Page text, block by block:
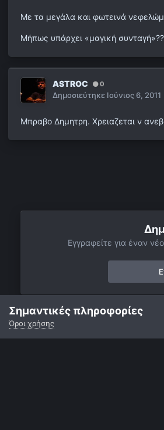
Με τα μεγάλα και φωτεινά
Μήπως υπάρχει «μαγική συνταγή»??
ASTROC 0
Δημοσιεύτηκε Ιούνιος 6, 2011
Μπραβο Δημητρη. Χρειαζεται ν
Εγγραφείτε για έναν
Αρχή
Σημαντικές πληροφορίες
Όροι χρήσης